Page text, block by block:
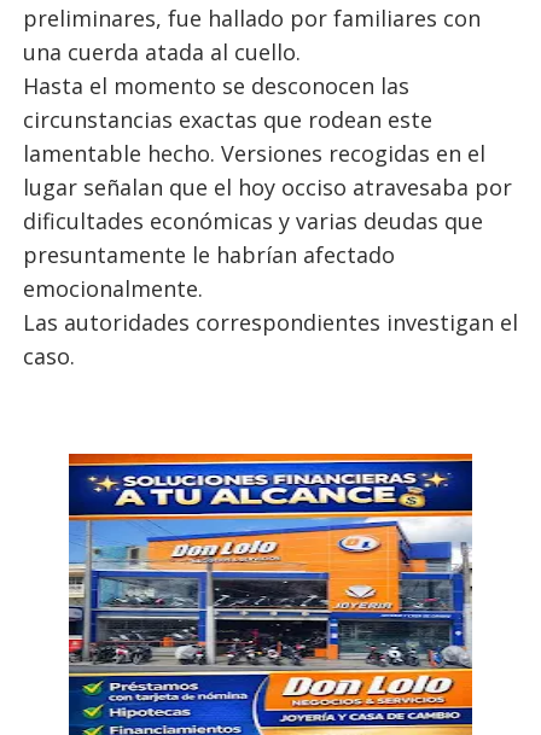
preliminares, fue hallado por familiares con
una cuerda atada al cuello.
Hasta el momento se desconocen las
circunstancias exactas que rodean este
lamentable hecho. Versiones recogidas en el
lugar señalan que el hoy occiso atravesaba por
dificultades económicas y varias deudas que
presuntamente le habrían afectado
emocionalmente.
Las autoridades correspondientes investigan el
caso.